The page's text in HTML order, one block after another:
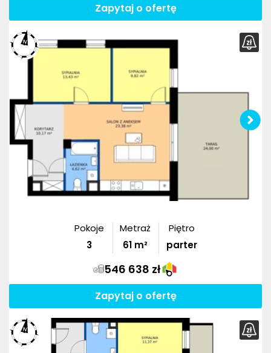
Zapytaj o ofertę
Pokoje
3
Metraż
61 m²
Piętro
parter
546 638 zł
Zapytaj o ofertę